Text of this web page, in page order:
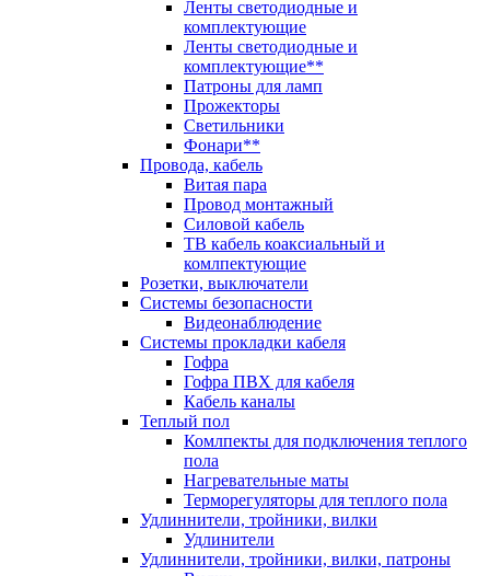
Ленты светодиодные и
комплектующие
Ленты светодиодные и
комплектующие**
Патроны для ламп
Прожекторы
Светильники
Фонари**
Провода, кабель
Витая пара
Провод монтажный
Силовой кабель
ТВ кабель коаксиальный и
комлпектующие
Розетки, выключатели
Системы безопасности
Видеонаблюдение
Системы прокладки кабеля
Гофра
Гофра ПВХ для кабеля
Кабель каналы
Теплый пол
Комлпекты для подключения теплого
пола
Нагревательные маты
Терморегуляторы для теплого пола
Удлиннители, тройники, вилки
Удлинители
Удлиннители, тройники, вилки, патроны